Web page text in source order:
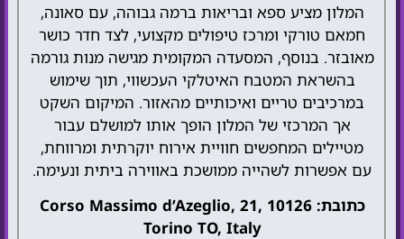
המלון מציע ספא ובריאות ברמה גבוהה, עם סאונה,
חמאם טורקי ומרכז טיפולים מקצועי, לצד חדר כושר
מאובזר. בנוסף, המסעדה המקומית מגישה מנות גורמה
בהשראת המטבח האיטלקי העכשווי, תוך שימוש
במרכיבים טריים ואיכותיים מהאזור. המיקום השקט
אך המרכזי של המלון הופך אותו למושלם עבור
מטיילים המחפשים חוויית אירוח יוקרתית ומרווחת,
עם אפשרות לשהייה ממושכת באווירה ביתית ונעימה.
כתובת: Corso Massimo d’Azeglio, 21, 10126
Torino TO, Italy